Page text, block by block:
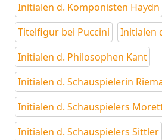
Initialen d. Komponisten Haydn
Titelfigur bei Puccini
Initialen
Initialen d. Philosophen Kant
Initialen d. Schauspielerin
Initialen d. Schauspielers
Initialen d. Schauspielers Sittler